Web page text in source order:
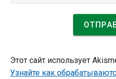
Этот сайт использует
Узнайте как